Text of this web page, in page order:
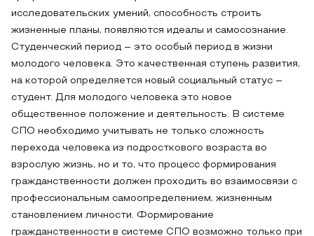
исследовательских умений, способность строить
жизненные планы, появляются идеалы и самосознание.
Студенческий период – это особый период в жизни
молодого человека. Это качественная ступень развития,
на которой определяется новый социальный статус –
студент. Для молодого человека это новое
общественное положение и деятельность. В системе
СПО необходимо учитывать не только сложность
перехода человека из подросткового возраста во
взрослую жизнь, но и то, что процесс формирования
гражданственности должен проходить во взаимосвязи с
профессиональным самоопределением, жизненным
становлением личности. Формирование
гражданственности в системе СПО возможно только при